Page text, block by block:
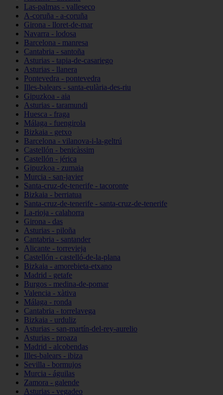
Las-palmas - valleseco
A-coruña - a-coruña
Girona - lloret-de-mar
Navarra - lodosa
Barcelona - manresa
Cantabria - santoña
Asturias - tapia-de-casariego
Asturias - llanera
Pontevedra - pontevedra
Illes-balears - santa-eulària-des-riu
Gipuzkoa - aia
Asturias - taramundi
Huesca - fraga
Málaga - fuengirola
Bizkaia - getxo
Barcelona - vilanova-i-la-geltrú
Castellón - benicàssim
Castellón - jérica
Gipuzkoa - zumaia
Murcia - san-javier
Santa-cruz-de-tenerife - tacoronte
Bizkaia - berriatua
Santa-cruz-de-tenerife - santa-cruz-de-tenerife
La-rioja - calahorra
Girona - das
Asturias - piloña
Cantabria - santander
Alicante - torrevieja
Castellón - castelló-de-la-plana
Bizkaia - amorebieta-etxano
Madrid - getafe
Burgos - medina-de-pomar
Valencia - xàtiva
Málaga - ronda
Cantabria - torrelavega
Bizkaia - urduliz
Asturias - san-martín-del-rey-aurelio
Asturias - proaza
Madrid - alcobendas
Illes-balears - ibiza
Sevilla - bormujos
Murcia - águilas
Zamora - galende
Asturias - vegadeo